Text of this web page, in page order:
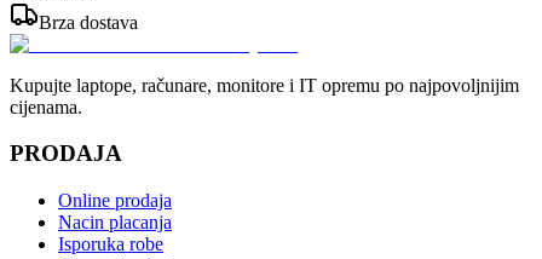
Brza dostava
Kupujte laptope, računare, monitore i IT opremu po najpovoljnijim
cijenama.
PRODAJA
Online prodaja
Nacin placanja
Isporuka robe